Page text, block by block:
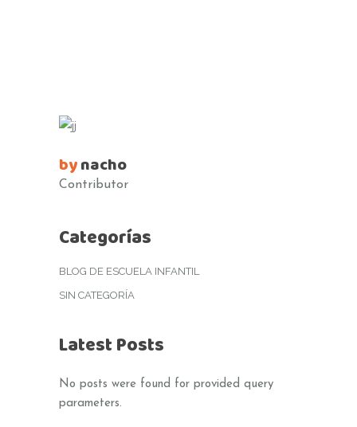
bynacho
Contributor
Categorías
BLOG DE ESCUELA INFANTIL
SIN CATEGORÍA
Latest Posts
No posts were found for provided query
parameters.